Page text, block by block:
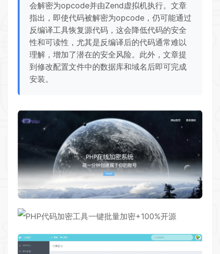
会解密为opcode并由Zend虚拟机执行。文章
指出，即使代码被解密为opcode，仍可能通过
反编译工具恢复源代码，这会降低代码的安全
性和可读性，尤其是反编译后的代码通常难以
理解，增加了潜在的安全风险。此外，文章提
到修改配置文件中的数据库和域名后即可完成
安装。